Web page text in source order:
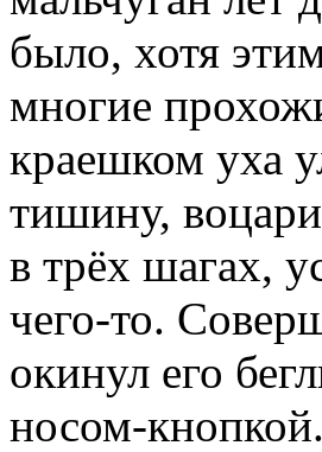
было, хотя
многие
краешком уха
тишину,
в трёх шагах,
чего-то.
окинул его
носом-